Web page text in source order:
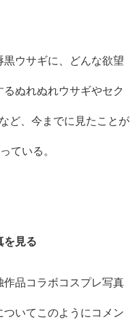
ウサギに、どんな欲望
ぬれぬれウサギやセク
ど、今までに見たことが
ている。
を見る
品コラボコスプレ写真
いてこのようにコメン